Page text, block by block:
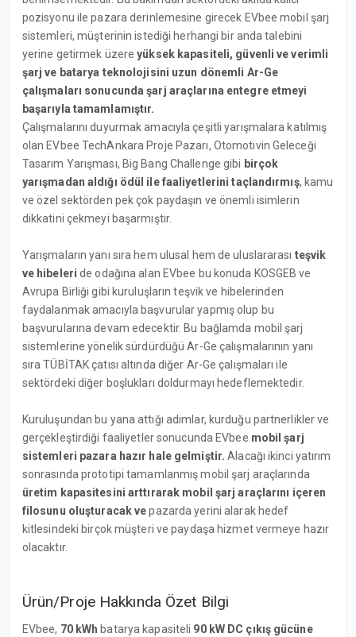
pozisyonu ile pazara derinlemesine girecek EVbee mobil şarj
sistemleri, müşterinin istediği herhangi bir anda talebini
yerine getirmek üzereyüksek kapasiteli, güvenli ve verimli
şarj ve batarya teknolojisini uzun dönemli Ar-Ge
çalışmaları sonucunda şarj araçlarına entegre etmeyi
başarıyla tamamlamıştır.
Çalışmalarını duyurmak amacıyla çeşitli yarışmalara katılmış
olan EVbee TechAnkara Proje Pazarı, Otomotivin Geleceği
Tasarım Yarışması, Big Bang Challenge gibi birçok
yarışmadan aldığı ödül ile faaliyetlerini taçlandırmış, kamu
ve özel sektörden pek çok paydaşın ve önemli isimlerin
dikkatini çekmeyi başarmıştır.
Yarışmaların yanı sıra hem ulusal hem de uluslararası teşvik
ve hibeleri de odağına alan EVbee bu konuda KOSGEB ve
Avrupa Birliği gibi kuruluşların teşvik ve hibelerinden
faydalanmak amacıyla başvurular yapmış olup bu
başvurularına devam edecektir. Bu bağlamda mobil şarj
sistemlerine yönelik sürdürdüğü Ar-Ge çalışmalarının yanı
sıra TÜBİTAK çatısı altında diğer Ar-Ge çalışmaları ile
sektördeki diğer boşlukları doldurmayı hedeflemektedir.
Kuruluşundan bu yana attığı adımlar, kurduğu partnerlikler ve
gerçekleştirdiği faaliyetler sonucunda EVbee mobil şarj
sistemleri pazara hazır hale gelmiştir.Alacağı ikinci yatırım
sonrasında prototipi tamamlanmış mobil şarj araçlarında
üretim kapasitesini arttırarak mobil şarj araçlarını içeren
filosunu oluşturacak vepazarda yerini alarak hedef
kitlesindeki birçok müşteri ve paydaşa hizmet vermeye hazır
olacaktır.
Ürün/Proje Hakkında Özet Bilgi
EVbee, 70 kWh batarya kapasiteli 90 kW DC çıkış gücüne